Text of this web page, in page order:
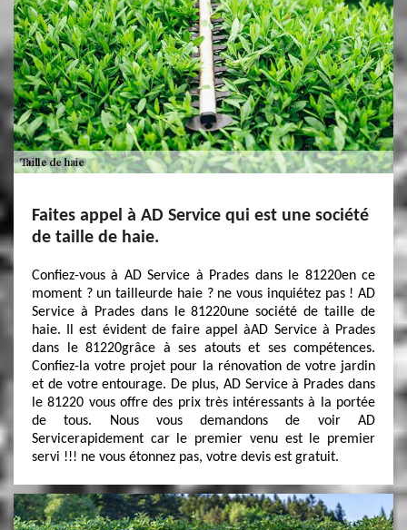
Faites appel à AD Service qui est une société
de taille de haie.
Confiez-vous à AD Service à Prades dans le 81220en ce
moment ? un tailleurde haie ? ne vous inquiétez pas ! AD
Service à Prades dans le 81220une société de taille de
haie. Il est évident de faire appel àAD Service à Prades
dans le 81220grâce à ses atouts et ses compétences.
Confiez-la votre projet pour la rénovation de votre jardin
et de votre entourage. De plus, AD Service à Prades dans
le 81220 vous offre des prix très intéressants à la portée
de tous. Nous vous demandons de voir AD
Servicerapidement car le premier venu est le premier
servi !!! ne vous étonnez pas, votre devis est gratuit.